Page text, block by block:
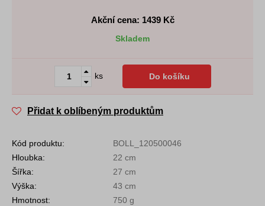
Akční cena: 1439Kč
Skladem
ks Do košíku
Přidat k oblíbeným produktům
Kód produktu:
BOLL_120500046
Hloubka:
22 cm
Šířka:
27 cm
Výška:
43 cm
Hmotnost:
750 g